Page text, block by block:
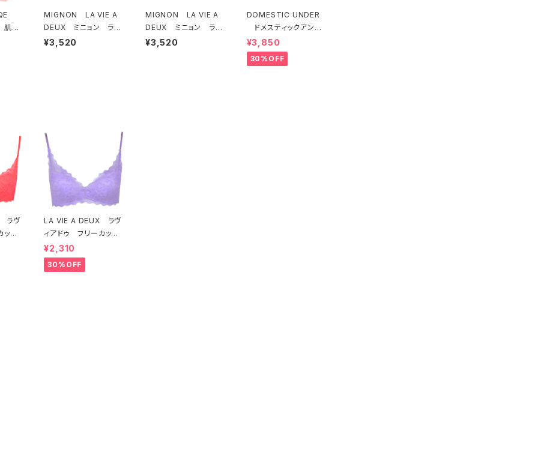
肌側
MIGNON LA VIE A
DEUX ミニョン ラヴ
ィアドゥ ビビアーナ
¥3,520
MIGNON LA VIE A
DEUX ミニョン ラヴ
ィアドゥ ビビアーナ
¥3,520
DOMESTIC UNDER
ドメスティックアンダ
ー オルフェーヴル ブ
ラジャー（ブラック）D22
54 送料無料
¥3,850
30%OFF
ラヴ
ット
LA VIE A DEUX ラヴ
ィアドゥ フリーカット
レース ブラレット ソ
フトブラ（ラベンダー）22
463 SALE 送料無
¥2,310
30%OFF